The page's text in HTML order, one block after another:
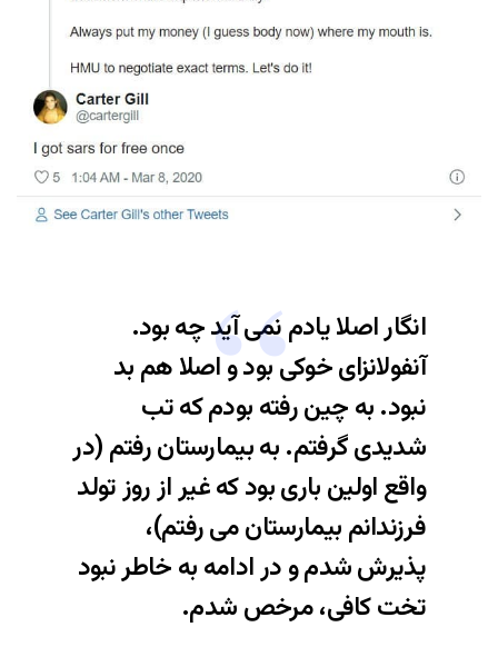
انگار اصلا یادم نمی آید چه بود.
آنفولانزای خوکی بود و اصلا هم بد
نبود. به چین رفته بودم که تب
شدیدی گرفتم. به بیمارستان رفتم (در
واقع اولین باری بود که غیر از روز تولد
فرزندانم بیمارستان می رفتم)،
پذیرش شدم و در ادامه به خاطر نبود
تخت کافی، مرخص شدم.